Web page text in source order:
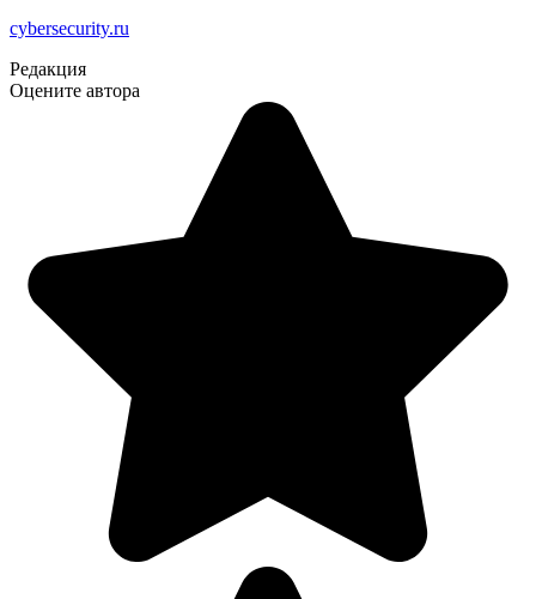
cybersecurity.ru
Редакция
Оцените автора